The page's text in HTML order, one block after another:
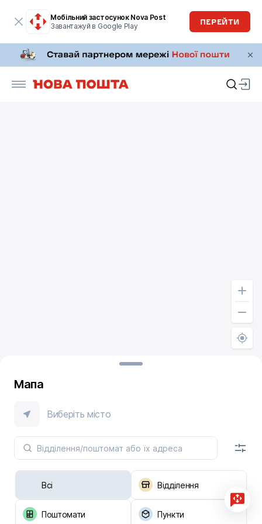
Мобільний застосунок Nova Post
Завантажуй в Google Play
ПЕРЕЙТИ
Мапа
Виберіть місто
Всі Відділення
Поштомати Пункти